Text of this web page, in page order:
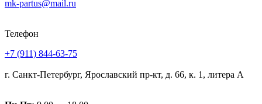
mk-partus@mail.ru
Телефон
+7 (911) 844-63-75
г. Санкт-Петербург, Ярославский пр-кт, д. 66, к. 1, литера А